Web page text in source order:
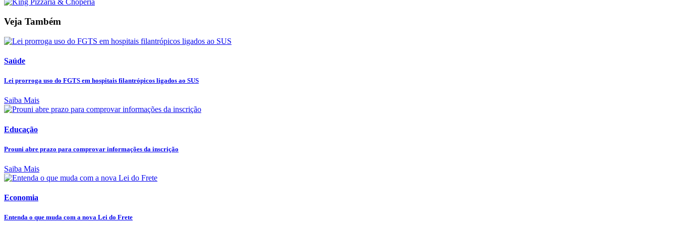
Veja Também
Saúde
Lei prorroga uso do FGTS em hospitais filantrópicos ligados ao SUS
Saiba Mais
Educação
Prouni abre prazo para comprovar informações da inscrição
Saiba Mais
Economia
Entenda o que muda com a nova Lei do Frete